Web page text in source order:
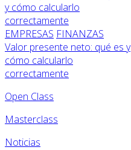
EMPRESAS FINANZAS
Valor presente neto: qué es y
cómo calcularlo
correctamente
Open Class
Masterclass
Noticias